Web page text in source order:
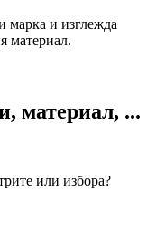
марка и изглежда
материал.
материал, ...
или избора?